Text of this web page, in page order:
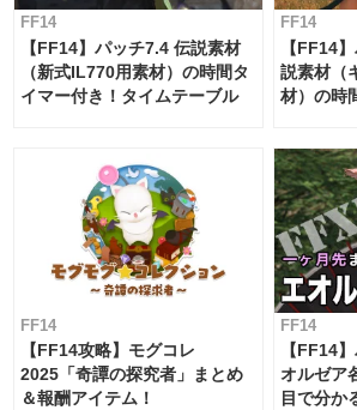
FF14
【FF14】パッチ7.4 伝説素材
（新式IL770用素材）の時間タ
イマー付き！タイムテーブル
FF14
【FF14
説素材（
材）の時
FF14
【FF14攻略】モグコレ
2025「奇譚の探究者」まとめ
＆報酬アイテム！
FF14
【FF14
オルゼア
目で分か